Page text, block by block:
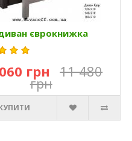
єврокнижка
грн 11 480
грн